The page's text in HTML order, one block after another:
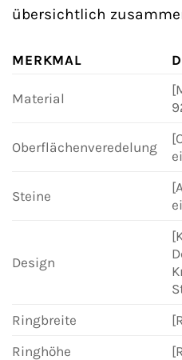
übersichtlich
MERKMAL
Material
Oberflächenveredelung
Steine
Design
Ringbreite
Ringhöhe